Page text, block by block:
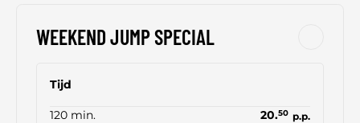
WEEKEND JUMP SPECIAL
Tijd
120 min. 20.50 p.p.